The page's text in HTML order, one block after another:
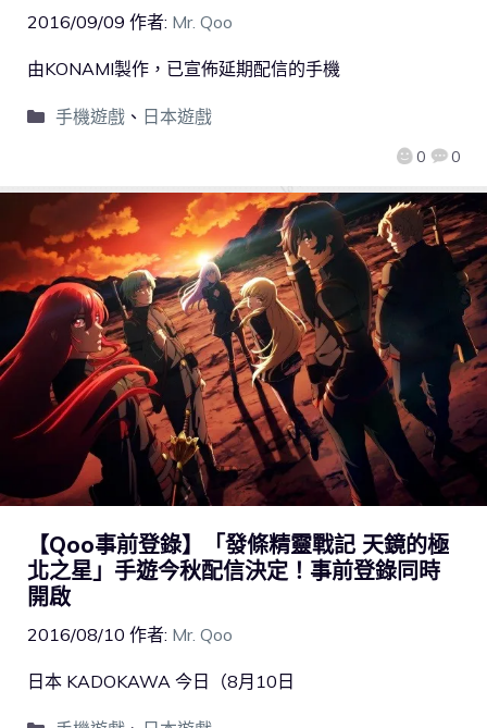
2016/09/09 作者: Mr. Qoo
0 0
由KONAMI製作，已宣佈延期配信的手機
手機遊戲、 日本遊戲
【Qoo事前登錄】「發條精靈戰記 天鏡的極
北之星」手遊今秋配信決定！事前登錄同時
開啟
2016/08/10 作者: Mr. Qoo
日本 KADOKAWA 今日（8月10日